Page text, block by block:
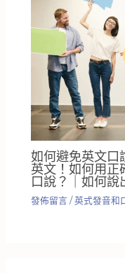
如何避免英文口
英文！如何用正
口說？｜如何說
發佈留言 /英式發音和